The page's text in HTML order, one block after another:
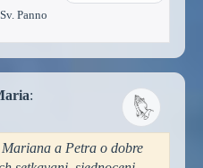
Panno
:
a Petra o dobre